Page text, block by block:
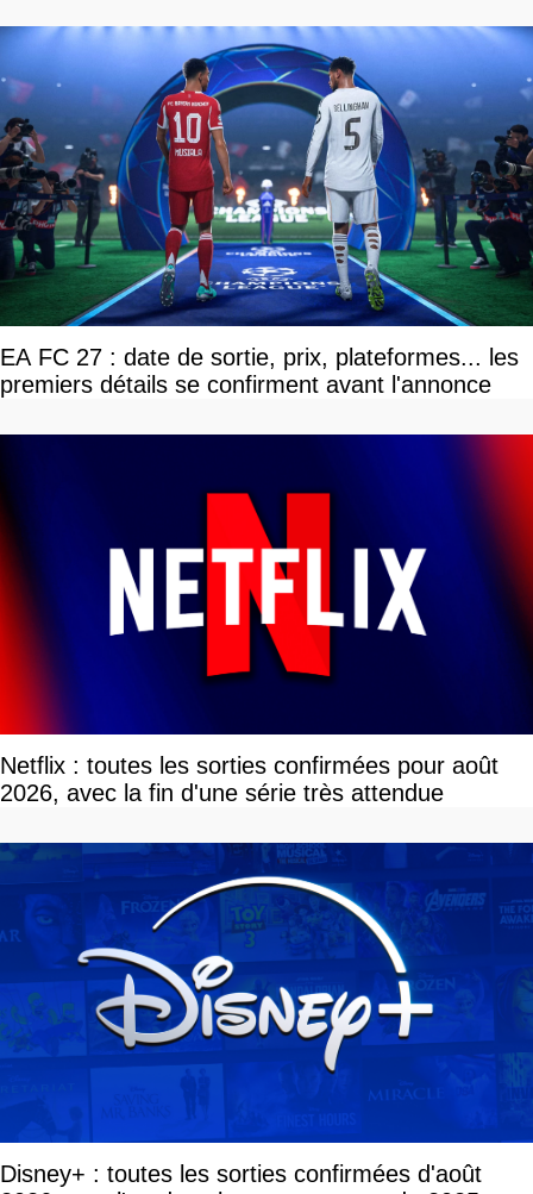
EA FC 27 : date de sortie, prix, plateformes... les
premiers détails se confirment avant l'annonce
Netflix : toutes les sorties confirmées pour août
2026, avec la fin d'une série très attendue
Disney+ : toutes les sorties confirmées d'août